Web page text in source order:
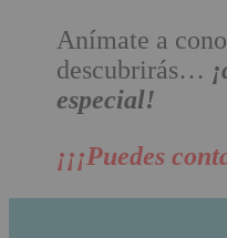
Anímate a
descubrirás…
especial!
¡¡¡Puedes